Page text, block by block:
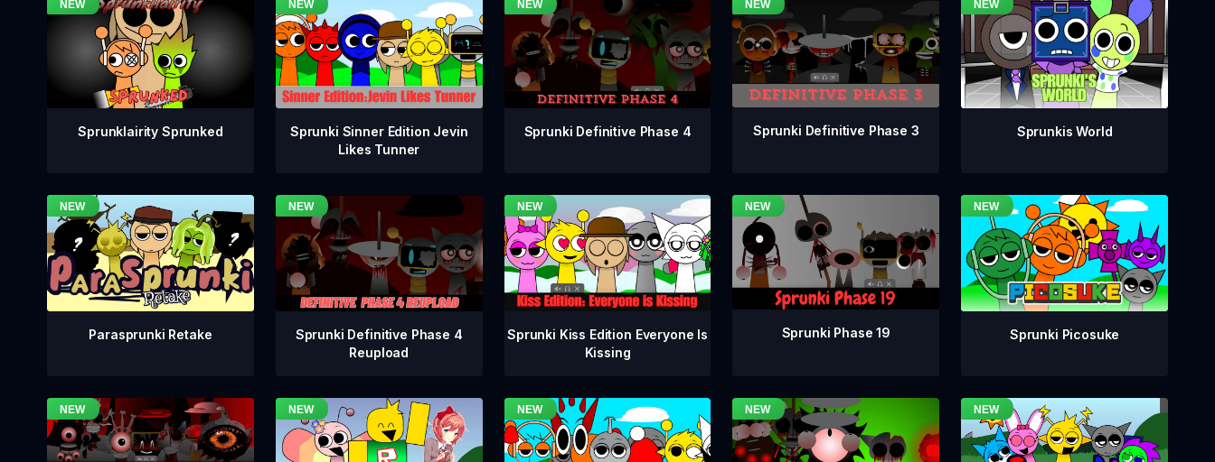
Sprunklairity Sprunked
Sprunki Sinner Edition Jevin
Likes Tunner
Sprunki Definitive Phase 4 Sprunki Definitive Phase 3 Sprunkis World
Parasprunki Retake
Sprunki Definitive Phase 4
Reupload
Sprunki Kiss Edition Everyone Is
Kissing
Sprunki Phase 19 Sprunki Picosuke